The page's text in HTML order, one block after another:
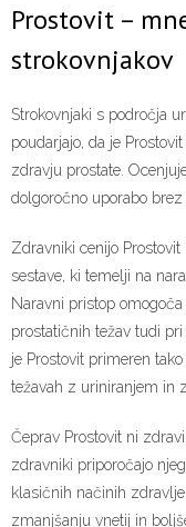
Prostovit –
strokovnjakov
Strokovnjaki s področja
poudarjajo, da je
zdravju prostate.
dolgoročno uporabo
Zdravniki cenijo
sestave, ki temelji na
Naravni pristop
prostatičnih težav tudi
je Prostovit primeren
težavah z uriniranjem in
Čeprav Prostovit ni
zdravniki priporočajo
klasičnih načinih
zmanjšanju vnetij in